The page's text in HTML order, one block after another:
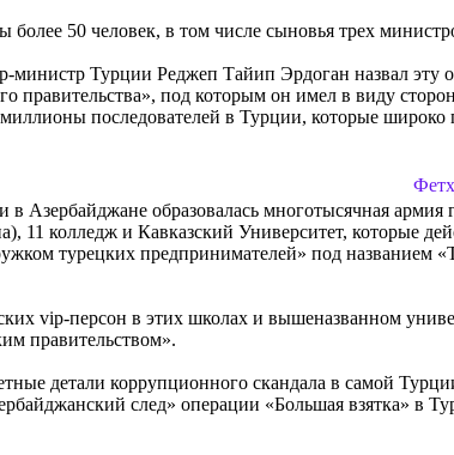
более 50 человек, в том числе сыновья трех
министр Турции Реджеп Тайип Эрдоган назвал эту
правительства», под которым он имел в виду
последователей в Турции, которые широко
в Азербайджане образовалась многотысячная
11 колледж и Кавказский Университет, которые
турецких предпринимателей» под названием
vip-персон в этих школах и вышеназванном
правительством».
детали коррупционного скандала в самой
след» операции «Большая взятка» в